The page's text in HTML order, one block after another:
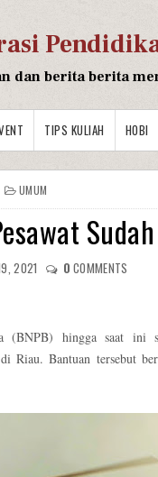
dan berita berita
TIPS KULIAH HOBI
UMUM
2021 0 COMMENTS
(BNPB) hingga saat ini
Riau. Bantuan tersebut